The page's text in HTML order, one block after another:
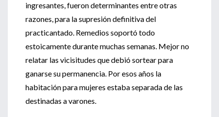
ingresantes, fueron determinantes entre otras
razones, para la supresión definitiva del
practicantado. Remedios soportó todo
estoicamente durante muchas semanas. Mejor no
relatar las vicisitudes que debió sortear para
ganarse su permanencia. Por esos años la
habitación para mujeres estaba separada de las
destinadas a varones.